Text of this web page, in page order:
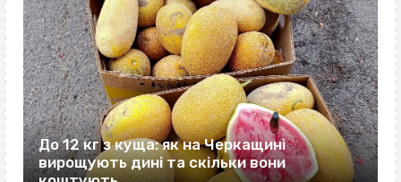
До 12 кг з куща: як на Черкащині
вирощують дині та скільки вони